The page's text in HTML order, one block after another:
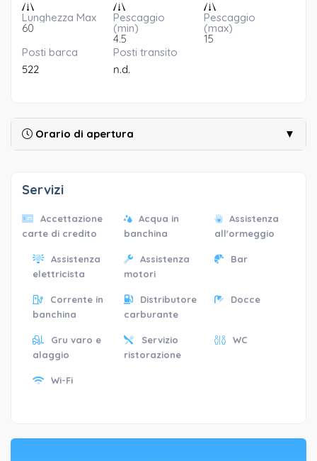
Lunghezza Max
60
Pescaggio
(min)
4.5
Pescaggio
(max)
15
Posti barca
522
Posti transito
n.d.
Orario di apertura ▼
Servizi
Accettazione
carte di credito
Acqua in
banchina
Assistenza
all'ormeggio
Assistenza
elettricista
Assistenza
motori
Bar
Corrente in
banchina
Distributore
carburante
Docce
Gru varo e
alaggio
Servizio
ristorazione
WC
Wi-Fi